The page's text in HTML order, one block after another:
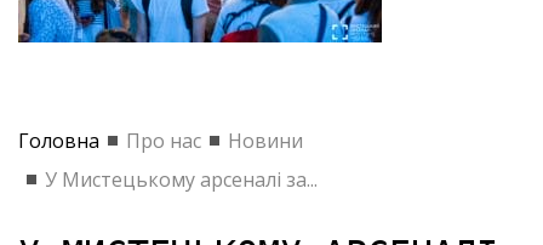
Головна Про нас
Новини
У Мистецькому арсеналі за...